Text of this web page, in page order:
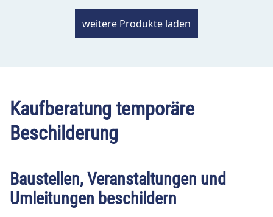
weitere Produkte laden
Kaufberatung temporäre
Beschilderung
Baustellen, Veranstaltungen und
Umleitungen beschildern